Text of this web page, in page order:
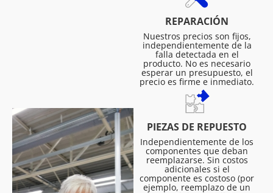
REPARACIÓN
Nuestros precios son fijos,
independientemente de la
falla detectada en el
producto. No es necesario
esperar un presupuesto, el
precio es firme e inmediato.
PIEZAS DE REPUESTO
Independientemente de los
componentes que deban
reemplazarse. Sin costos
adicionales si el
componente es costoso (por
ejemplo, reemplazo de un